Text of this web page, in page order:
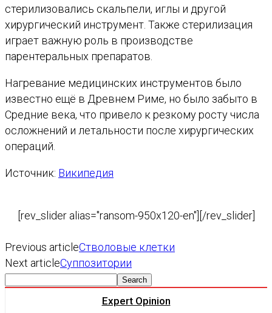
стерилизовались скальпели, иглы и другой
хирургический инструмент. Также стерилизация
играет важную роль в производстве
парентеральных препаратов.
Нагревание медицинских инструментов было
известно ещё в Древнем Риме, но было забыто в
Средние века, что привело к резкому росту числа
осложнений и летальности после хирургических
операций.
Источник: Википедия
[rev_slider alias="ransom-950x120-en"][/rev_slider]
Previous articleСтволовые клетки
Next articleСуппозитории
Expert Opinion